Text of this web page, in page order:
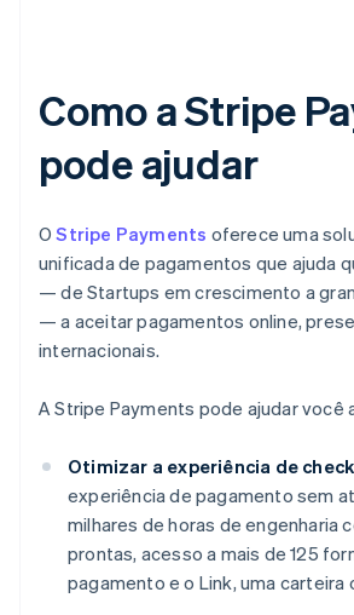
Como a Stripe
pode ajudar
OStripe Payments oferece uma
unificada de pagamentos que ajuda
— de Startups em crescimento a
— a aceitar pagamentos online,
internacionais.
A Stripe Payments pode ajudar você
Otimizar a experiência de
experiência de pagamento sem
milhares de horas de engenharia
prontas, acesso a mais de 125
pagamento e o Link, uma carteira